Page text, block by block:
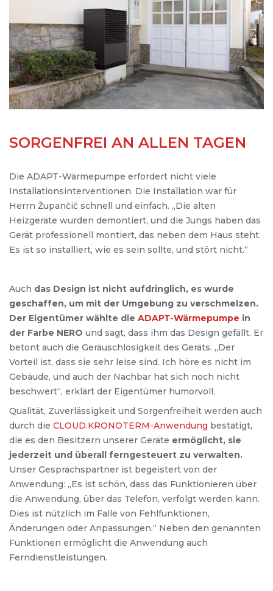
SORGENFREI AN ALLEN TAGEN
Die ADAPT-Wärmepumpe erfordert nicht viele
Installationsinterventionen. Die Installation war für
Herrn Župančič schnell und einfach. „Die alten
Heizgeräte wurden demontiert, und die Jungs haben das
Gerät professionell montiert, das neben dem Haus steht.
Es ist so installiert, wie es sein sollte, und stört nicht.“
Auch das Design ist nicht aufdringlich, es wurde
geschaffen, um mit der Umgebung zu verschmelzen.
Der Eigentümer wählte die ADAPT-Wärmepumpe in
der Farbe NERO und sagt, dass ihm das Design gefällt. Er
betont auch die Geräuschlosigkeit des Geräts. „Der
Vorteil ist, dass sie sehr leise sind. Ich höre es nicht im
Gebäude, und auch der Nachbar hat sich noch nicht
beschwert“, erklärt der Eigentümer humorvoll.
Qualität, Zuverlässigkeit und Sorgenfreiheit werden auch
durch die CLOUD.KRONOTERM-Anwendung bestätigt,
die es den Besitzern unserer Geräte ermöglicht, sie
jederzeit und überall ferngesteuert zu verwalten.
Unser Gesprächspartner ist begeistert von der
Anwendung: „Es ist schön, dass das Funktionieren über
die Anwendung, über das Telefon, verfolgt werden kann.
Dies ist nützlich im Falle von Fehlfunktionen,
Änderungen oder Anpassungen.“ Neben den genannten
Funktionen ermöglicht die Anwendung auch
Ferndienstleistungen.